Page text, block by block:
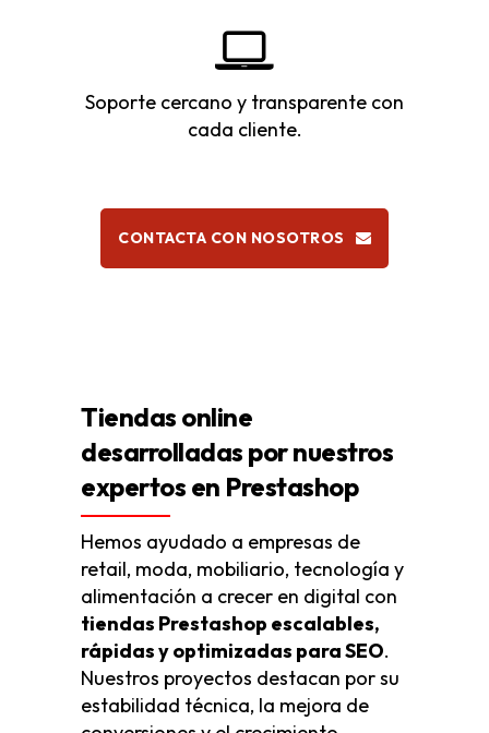
Soporte cercano y transparente con
cada cliente.
CONTACTA CON NOSOTROS
Tiendas online
desarrolladas por nuestros
expertos en Prestashop
Hemos ayudado a empresas de
retail, moda, mobiliario, tecnología y
alimentación a crecer en digital con
tiendas Prestashop escalables,
rápidas y optimizadas para SEO.
Nuestros proyectos destacan por su
estabilidad técnica, la mejora de